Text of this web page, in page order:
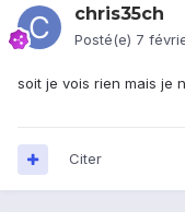
chris35ch
Posté(e) 7
soit je vois rien mais je
Citer